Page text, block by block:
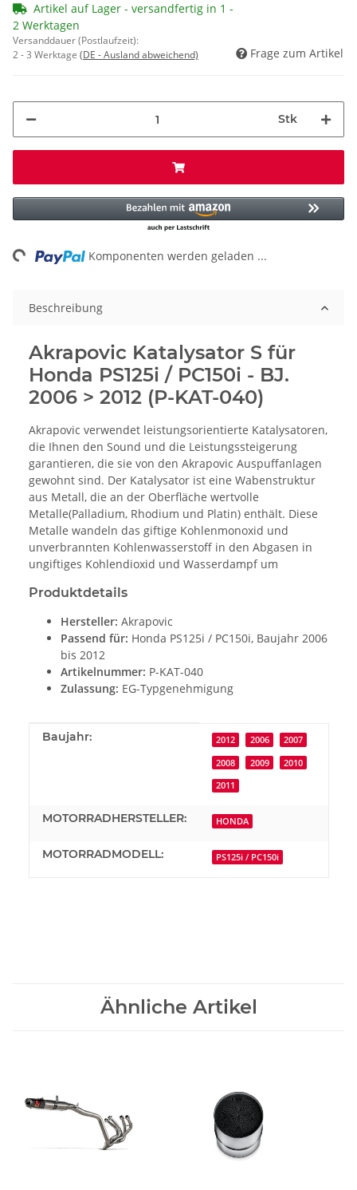
Artikel auf Lager - versandfertig in 1 -
2 Werktagen
Versanddauer (Postlaufzeit):
2 - 3 Werktage (DE - Ausland abweichend) Frage zum Artikel
Stk
Komponenten werden geladen ...
Beschreibung
Akrapovic Katalysator S für
Honda PS125i / PC150i - BJ.
2006 > 2012 (P-KAT-040)
Akrapovic verwendet leistungsorientierte Katalysatoren,
die Ihnen den Sound und die Leistungssteigerung
garantieren, die sie von den Akrapovic Auspuffanlagen
gewohnt sind. Der Katalysator ist eine Wabenstruktur
aus Metall, die an der Oberfläche wertvolle
Metalle(Palladium, Rhodium und Platin) enthält. Diese
Metalle wandeln das giftige Kohlenmonoxid und
unverbrannten Kohlenwasserstoff in den Abgasen in
ungiftiges Kohlendioxid und Wasserdampf um
Produktdetails
Hersteller: Akrapovic
Passend für: Honda PS125i / PC150i, Baujahr 2006
bis 2012
Artikelnummer: P-KAT-040
Zulassung: EG-Typgenehmigung
Produkteigenschaft
Wert
Baujahr: 2012 2006 2007
2008 2009 2010
2011
MOTORRADHERSTELLER: HONDA
MOTORRADMODELL: PS125i / PC150i
Ähnliche Artikel